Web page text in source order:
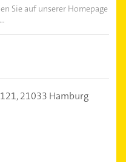
Sie auf unserer Homepage
21033 Hamburg